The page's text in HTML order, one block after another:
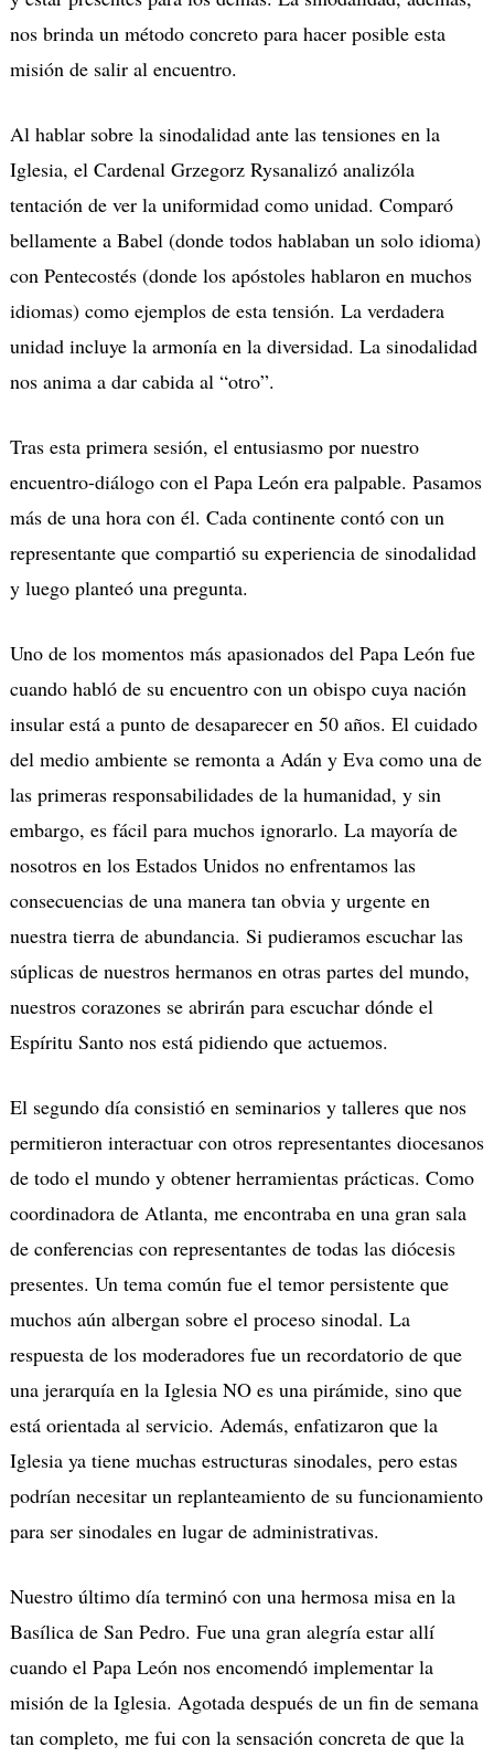
nos brinda un método concreto para hacer posible esta
misión de salir al encuentro.
Al hablar sobre la sinodalidad ante las tensiones en la
Iglesia, el Cardenal Grzegorz Rysanalizó analizóla
tentación de ver la uniformidad como unidad. Comparó
bellamente a Babel (donde todos hablaban un solo idioma)
con Pentecostés (donde los apóstoles hablaron en muchos
idiomas) como ejemplos de esta tensión. La verdadera
unidad incluye la armonía en la diversidad. La sinodalidad
nos anima a dar cabida al “otro”.
Tras esta primera sesión, el entusiasmo por nuestro
encuentro-diálogo con el Papa León era palpable. Pasamos
más de una hora con él. Cada continente contó con un
representante que compartió su experiencia de sinodalidad
y luego planteó una pregunta.
Uno de los momentos más apasionados del Papa León fue
cuando habló de su encuentro con un obispo cuya nación
insular está a punto de desaparecer en 50 años. El cuidado
del medio ambiente se remonta a Adán y Eva como una de
las primeras responsabilidades de la humanidad, y sin
embargo, es fácil para muchos ignorarlo. La mayoría de
nosotros en los Estados Unidos no enfrentamos las
consecuencias de una manera tan obvia y urgente en
nuestra tierra de abundancia. Si pudieramos escuchar las
súplicas de nuestros hermanos en otras partes del mundo,
nuestros corazones se abrirán para escuchar dónde el
Espíritu Santo nos está pidiendo que actuemos.
El segundo día consistió en seminarios y talleres que nos
permitieron interactuar con otros representantes diocesanos
de todo el mundo y obtener herramientas prácticas. Como
coordinadora de Atlanta, me encontraba en una gran sala
de conferencias con representantes de todas las diócesis
presentes. Un tema común fue el temor persistente que
muchos aún albergan sobre el proceso sinodal. La
respuesta de los moderadores fue un recordatorio de que
una jerarquía en la Iglesia NO es una pirámide, sino que
está orientada al servicio. Además, enfatizaron que la
Iglesia ya tiene muchas estructuras sinodales, pero estas
podrían necesitar un replanteamiento de su funcionamiento
para ser sinodales en lugar de administrativas.
Nuestro último día terminó con una hermosa misa en la
Basílica de San Pedro. Fue una gran alegría estar allí
cuando el Papa León nos encomendó implementar la
misión de la Iglesia. Agotada después de un fin de semana
tan completo, me fui con la sensación concreta de que la